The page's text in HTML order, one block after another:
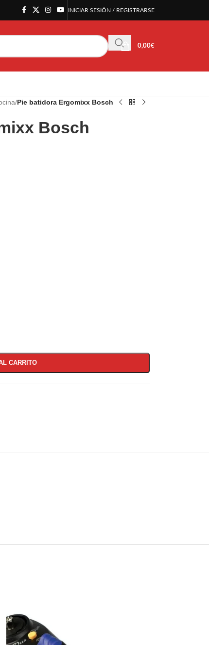
INICIAR SESIÓN / REGISTRARSE
0,00€
/Pie batidora Ergomixx Bosch
Bosch
CARRITO